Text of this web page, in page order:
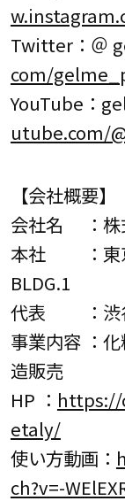
Twitter：＠
com/
YouTube：
utube.com/
【会社概要】
会社名 ：株
本社 ：東京
BLDG.1
代表 ：渋
事業内容 ：
造販売
HP ： https://
etaly/
使い方動画：
ch?v=-